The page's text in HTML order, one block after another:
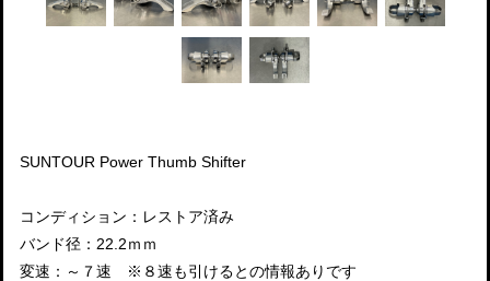
SUNTOUR Power Thumb Shifter
コンディション：レストア済み
バンド径：22.2ｍｍ
変速：～７速 ※８速も引けるとの情報ありです